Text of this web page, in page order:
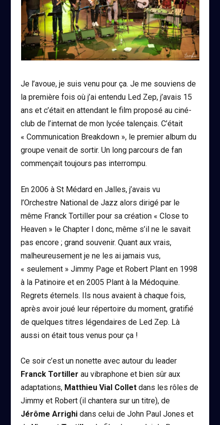
Je l’avoue, je suis venu pour ça. Je me souviens de
la première fois où j’ai entendu Led Zep, j’avais 15
ans et c’était en attendant le film proposé au ciné-
club de l’internat de mon lycée talençais. C’était
« Communication Breakdown », le premier album du
groupe venait de sortir. Un long parcours de fan
commençait toujours pas interrompu.
En 2006 à St Médard en Jalles, j’avais vu
l’Orchestre National de Jazz alors dirigé par le
même Franck Tortiller pour sa création « Close to
Heaven » le Chapter I donc, même s’il ne le savait
pas encore ; grand souvenir. Quant aux vrais,
malheureusement je ne les ai jamais vus,
« seulement » Jimmy Page et Robert Plant en 1998
à la Patinoire et en 2005 Plant à la Médoquine.
Regrets éternels. Ils nous avaient à chaque fois,
après avoir joué leur répertoire du moment, gratifié
de quelques titres légendaires de Led Zep. Là
aussi on était tous venus pour ça !
Ce soir c’est un nonette avec autour du leader
Franck Tortiller au vibraphone et bien sûr aux
adaptations, Matthieu Vial Collet dans les rôles de
Jimmy et Robert (il chantera sur un titre), de
Jérôme Arrighi dans celui de John Paul Jones et